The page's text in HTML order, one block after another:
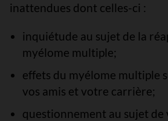
inattendues dont celles-ci :
inquiétude au sujet de la
myélome multiple;
effets du myélome multiple
vos amis et votre carrière;
questionnement au sujet de